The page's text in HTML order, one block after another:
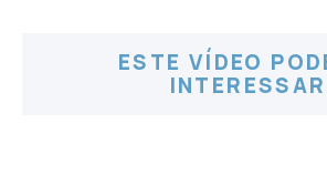
ESTE VÍDEO
INTERESSAR